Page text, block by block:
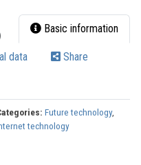
Basic information
data Share
Future technology,
technology